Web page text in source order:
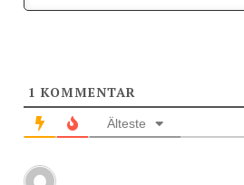
1 KOMMENTAR
Älteste